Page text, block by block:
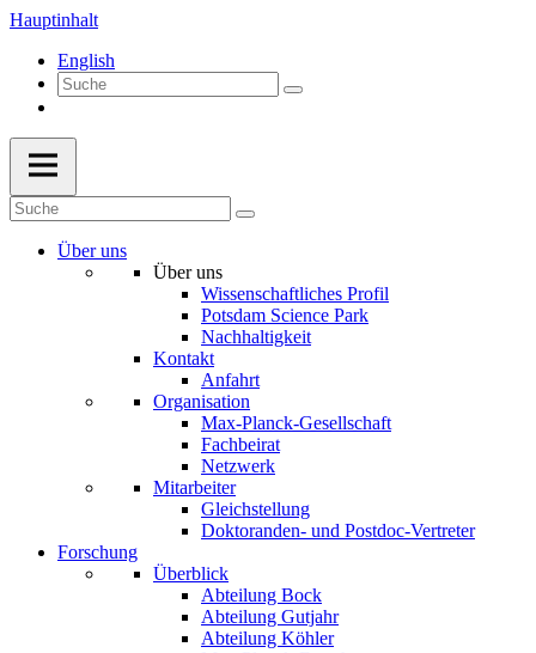
Hauptinhalt
English
Über uns
Über uns
Wissenschaftliches Profil
Potsdam Science Park
Nachhaltigkeit
Kontakt
Anfahrt
Organisation
Max-Planck-Gesellschaft
Fachbeirat
Netzwerk
Mitarbeiter
Gleichstellung
Doktoranden- und Postdoc-Vertreter
Forschung
Überblick
Abteilung Bock
Abteilung Gutjahr
Abteilung Köhler